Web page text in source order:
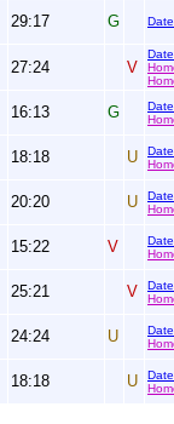
29:17 G
27:24 V
16:13 G
18:18 U
20:20 U
15:22 V
25:21 V
24:24 U
18:18 U